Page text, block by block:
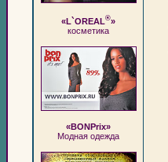
«L`OREAL®»
косметика
«BONPrix»
Модная одежда